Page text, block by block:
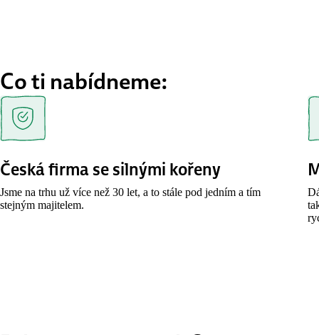
Co ti nabídneme:
Česká firma se silnými kořeny
Jsme na trhu už více než 30 let, a to stále pod jedním a tím
stejným majitelem.